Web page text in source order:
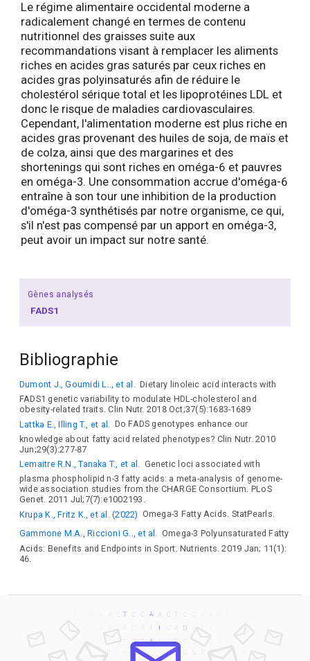
Le régime alimentaire occidental moderne a
radicalement changé en termes de contenu
nutritionnel des graisses suite aux
recommandations visant à remplacer les aliments
riches en acides gras saturés par ceux riches en
acides gras polyinsaturés afin de réduire le
cholestérol sérique total et les lipoprotéines LDL et
donc le risque de maladies cardiovasculaires.
Cependant, l'alimentation moderne est plus riche en
acides gras provenant des huiles de soja, de maïs et
de colza, ainsi que des margarines et des
shortenings qui sont riches en oméga-6 et pauvres
en oméga-3. Une consommation accrue d'oméga-6
entraîne à son tour une inhibition de la production
d'oméga-3 synthétisés par notre organisme, ce qui,
s'il n'est pas compensé par un apport en oméga-3,
peut avoir un impact sur notre santé.
Gènes analysés
FADS1
Bibliographie
Dumont J., Goumidi L.., et al.
Dietary linoleic acid interacts with
FADS1 genetic variability to modulate HDL-cholesterol and
obesity-related traits. Clin Nutr. 2018 Oct;37(5):1683-1689
Lattka E., Illing T., et al.
Do FADS genotypes enhance our
knowledge about fatty acid related phenotypes? Clin Nutr. 2010
Jun;29(3):277-87
Lemaitre R.N., Tanaka T., et al. Genetic loci associated with
plasma phospholipid n-3 fatty acids: a meta-analysis of genome-
wide association studies from the CHARGE Consortium. PLoS
Genet. 2011 Jul;7(7):e1002193.
Krupa K., Fritz K., et al. (2022) Omega-3 Fatty Acids. StatPearls.
Gammone M.A., Riccioni G.., et al. Omega-3 Polyunsaturated Fatty
Acids: Benefits and Endpoints in Sport. Nutrients. 2019 Jan; 11(1):
46.